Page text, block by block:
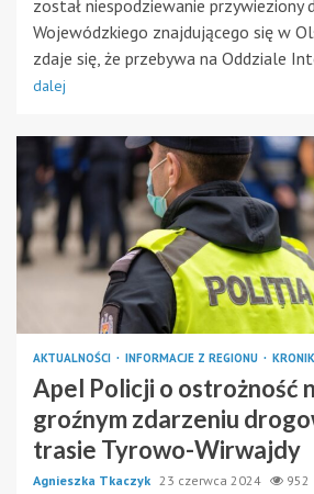
został niespodziewanie przywieziony
Wojewódzkiego znajdującego się w
zdaje się, że przebywa na Oddziale
dalej
AKTUALNOŚCI INFORMACJE Z REGIONU
Apel Policji o ostrożność
groźnym zdarzeniu
trasie Tyrowo-Wirwajdy
Agnieszka Tkaczyk 23 czerwca 2024 952